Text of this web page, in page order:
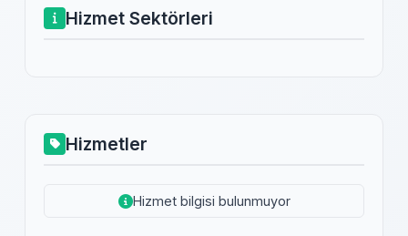
Hizmet Sektörleri
Hizmetler
Hizmet bilgisi bulunmuyor